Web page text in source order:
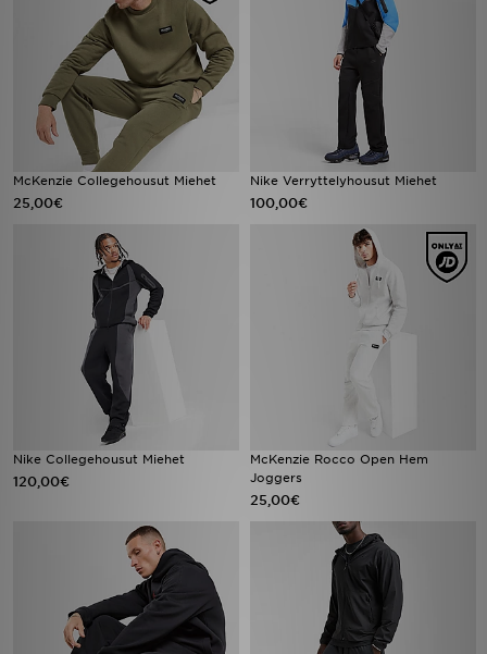
McKenzie Collegehousut Miehet
25,00€
Nike Verryttelyhousut Miehet
100,00€
Nike Collegehousut Miehet
120,00€
McKenzie Rocco Open Hem
Joggers
25,00€